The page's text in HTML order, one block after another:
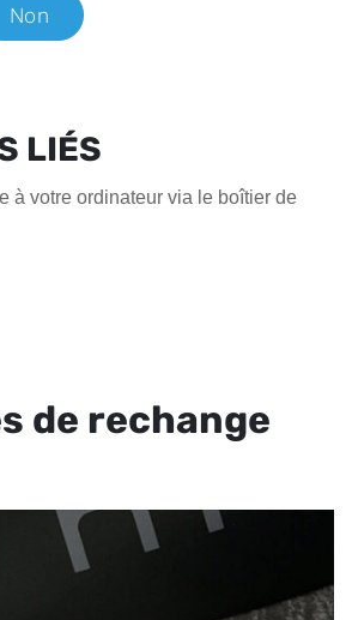
Non
LIÉS
à votre ordinateur via le boîtier de
de rechange